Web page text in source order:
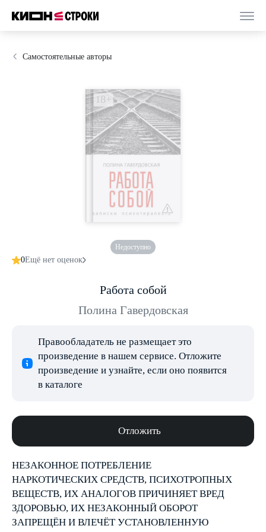
Самостоятельные авторы
Недоступно
0Ещё нет оценок
Работа собой
Полина Гавердовская
Правообладатель не размещает это
произведение в нашем сервисе. Отложите
произведение и узнайте, если оно появится
в каталоге
Отложить
НЕЗАКОННОЕ ПОТРЕБЛЕНИЕ
НАРКОТИЧЕСКИХ СРЕДСТВ, ПСИХОТРОПНЫХ
ВЕЩЕСТВ, ИХ АНАЛОГОВ ПРИЧИНЯЕТ ВРЕД
ЗДОРОВЬЮ, ИХ НЕЗАКОННЫЙ ОБОРОТ
ЗАПРЕЩЁН И ВЛЕЧЁТ УСТАНОВЛЕННУЮ